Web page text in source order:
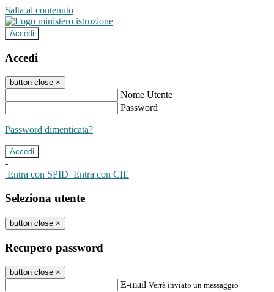
Salta al contenuto
Accedi
Accedi
button close ×
Nome Utente
Password
Password dimenticata?
-
Entra con SPID Entra con CIE
Seleziona utente
button close ×
Recupero password
button close ×
E-mail Verrà inviato un messaggio